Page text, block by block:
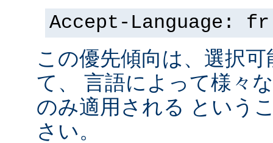
Accept-Language: fr
この優先傾向は、選択
て、 言語によって様々
のみ適用される という
さい。